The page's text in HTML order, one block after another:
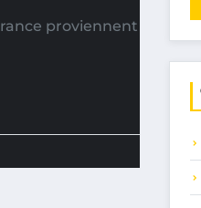
proviennent